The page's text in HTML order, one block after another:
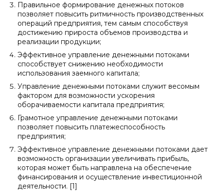
Правильное формирование денежных потоков
позволяет повысить ритмичность производственных
операций предприятия, тем самым способствуя
достижению прироста объемов производства и
реализации продукции;
Эффективное управление денежными потоками
способствует снижению необходимости
использования заемного капитала;
Управление денежными потоками служит весомым
фактором для возможности ускорения
оборачиваемости капитала предприятия;
Грамотное управление денежными потоками
позволяет повысить платежеспособность
предприятия;
Эффективное управление денежными потоками дает
возможность организации увеличивать прибыль,
которая может быть направлена на обеспечение
финансирования и осуществление инвестиционной
деятельности. [1]